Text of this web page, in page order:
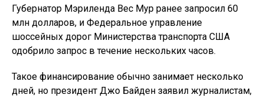
Губернатор Мэриленда Вес Мур ранее запросил 60
млн долларов, и Федеральное управление
шоссейных дорог Министерства транспорта США
одобрило запрос в течение нескольких часов.
Такое финансирование обычно занимает несколько
дней, но президент Джо Байден заявил журналистам,